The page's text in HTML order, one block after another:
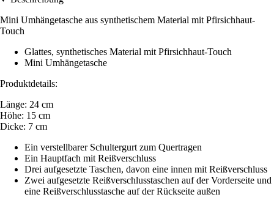
Mini Umhängetasche aus synthetischem Material mit Pfirsichhaut-
Touch
Glattes, synthetisches Material mit Pfirsichhaut-Touch
Mini Umhängetasche
Produktdetails:
Länge: 24 cm
Höhe: 15 cm
Dicke: 7 cm
Ein verstellbarer Schultergurt zum Quertragen
Ein Hauptfach mit Reißverschluss
Drei aufgesetzte Taschen, davon eine innen mit Reißverschluss
Zwei aufgesetzte Reißverschlusstaschen auf der Vorderseite und
eine Reißverschlusstasche auf der Rückseite außen